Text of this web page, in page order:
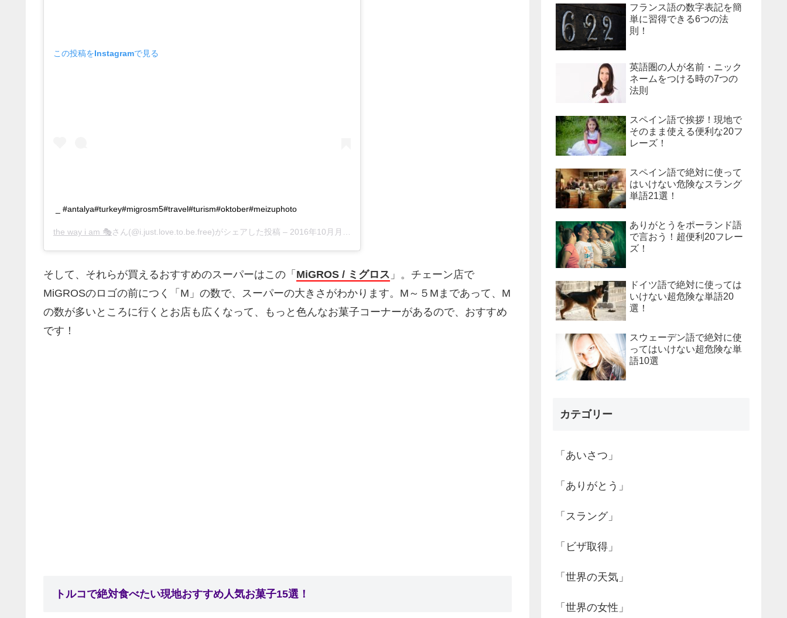
この投稿をInstagramで見る
_ #antalya#turkey#migrosm5#travel#turism#oktober#meizuphoto
the way i am 🎭さん(@i.just.love.to.be.free)がシェアした投稿 – 2016年10月月15日午前7時48分PDT
そして、それらが買えるおすすめのスーパーはこの「 MiGROS / ミグロス 」。チェーン店で
MiGROSのロゴの前につく「M」の数で、スーパーの大きさがわかります。M～５Mまであって、M
の数が多いところに行くとお店も広くなって、もっと色んなお菓子コーナーがあるので、おすすめ
です！
トルコで絶対食べたい現地おすすめ人気お菓子15選！
フランス語の数字表記を簡
単に習得できる6つの法
則！
英語圏の人が名前・ニック
ネームをつける時の7つの
法則
スペイン語で挨拶！現地で
そのまま使える便利な20フ
レーズ！
スペイン語で絶対に使って
はいけない危険なスラング
単語21選！
ありがとうをポーランド語
で言おう！超便利20フレー
ズ！
ドイツ語で絶対に使っては
いけない超危険な単語20
選！
スウェーデン語で絶対に使
ってはいけない超危険な単
語10選
カテゴリー
「あいさつ」
「ありがとう」
「スラング」
「ビザ取得」
「世界の天気」
「世界の女性」